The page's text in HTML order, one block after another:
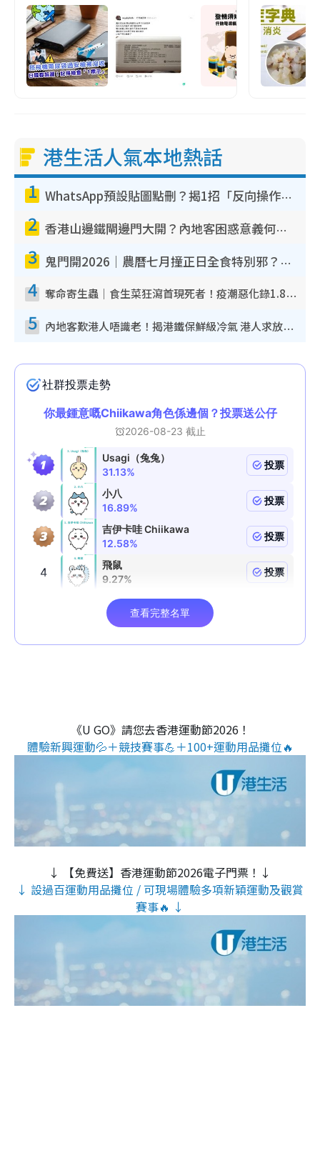
港生活人氣本地熱話
1 WhatsApp預設貼圖點刪？揭1招「反向操作」還原簡潔介面 附3步實測教學
2 香港山邊鐵閘邊門大開？內地客困惑意義何在！網民神回覆：呢種叫法理性防禦
3 鬼門開2026｜農曆七月撞正日全食特別邪？專家警告切忌做一事！揭4大禁忌+2招保平安
4 奪命寄生蟲｜食生菜狂瀉首現死者！疫潮惡化錄1.8萬宗病例 揭洗菜3大謬誤
5 內地客歎港人唔識老！揭港鐵保鮮級冷氣 港人求放過：咪投訴
《U GO》請您去香港運動節2026！
體驗新興運動💦＋競技賽事💪＋100+運動用品攤位🔥
↓ 【免費送】香港運動節2026電子門票！↓
↓ 設過百運動用品攤位 / 可現場體驗多項新穎運動及觀賞
賽事🔥 ↓